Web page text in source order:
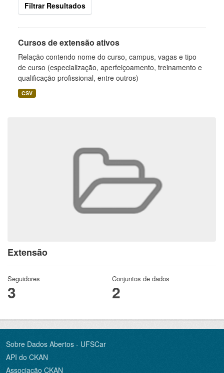
Extensão
Seguidores
3
Conjuntos de dados
2
Filtrar Resultados
Cursos de extensão ativos
Relação contendo nome do curso, campus, vagas e tipo
de curso (especialização, aperfeiçoamento, treinamento e
qualificação profissional, entre outros)
CSV
Sobre Dados Abertos - UFSCar
API do CKAN
Associação CKAN